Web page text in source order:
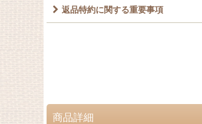
返品特約に関する重要事項
商品詳細